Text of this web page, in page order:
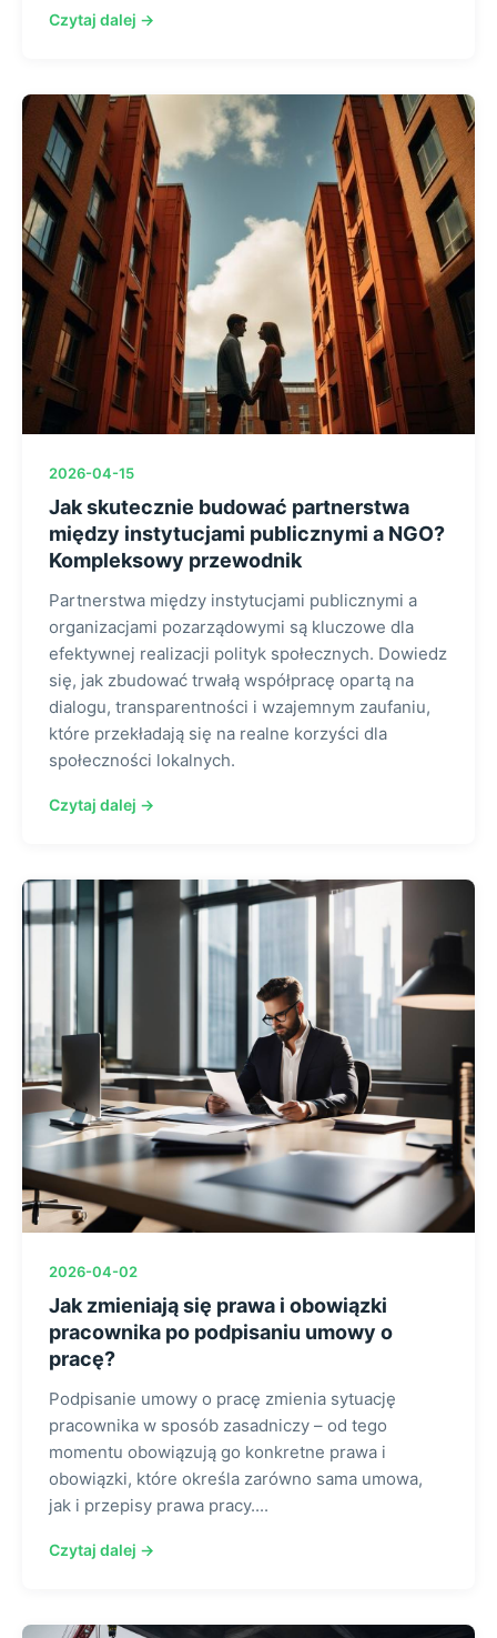
Czytaj dalej →
2026-04-15
Jak skutecznie budować partnerstwa
między instytucjami publicznymi a NGO?
Kompleksowy przewodnik
Partnerstwa między instytucjami publicznymi a
organizacjami pozarządowymi są kluczowe dla
efektywnej realizacji polityk społecznych. Dowiedz
się, jak zbudować trwałą współpracę opartą na
dialogu, transparentności i wzajemnym zaufaniu,
które przekładają się na realne korzyści dla
społeczności lokalnych.
Czytaj dalej →
2026-04-02
Jak zmieniają się prawa i obowiązki
pracownika po podpisaniu umowy o
pracę?
Podpisanie umowy o pracę zmienia sytuację
pracownika w sposób zasadniczy – od tego
momentu obowiązują go konkretne prawa i
obowiązki, które określa zarówno sama umowa,
jak i przepisy prawa pracy....
Czytaj dalej →